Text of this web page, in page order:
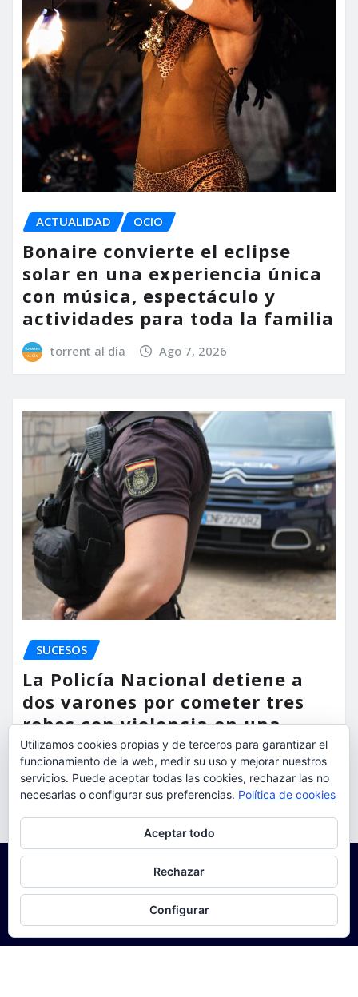
ACTUALIDAD OCIO
Bonaire convierte el eclipse
solar en una experiencia única
con música, espectáculo y
actividades para toda la familia
torrent al dia Ago 7, 2026
SUCESOS
La Policía Nacional detiene a
dos varones por cometer tres
robos con violencia en una
misma mañana
torrent al dia Ago 7, 2026
Utilizamos cookies propias y de terceros para garantizar el
funcionamiento de la web, medir su uso y mejorar nuestros
servicios. Puede aceptar todas las cookies, rechazar las no
necesarias o configurar sus preferencias. Política de cookies
Aceptar todo
Rechazar
Configurar
Para obtener más información, incluido cómo gestionar las cookies,